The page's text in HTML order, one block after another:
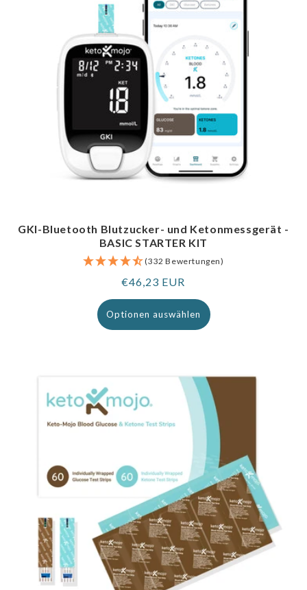
GKI-Bluetooth Blutzucker- und Ketonmessgerät -
BASIC STARTER KIT
(332 Bewertungen)
Regulärer
Preis
€46,23 EUR
Optionen auswählen